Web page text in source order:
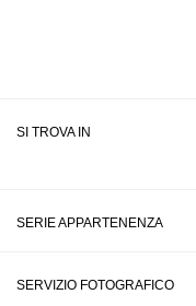
SI TROVA IN
SERIE APPARTENENZA
SERVIZIO FOTOGRAFICO